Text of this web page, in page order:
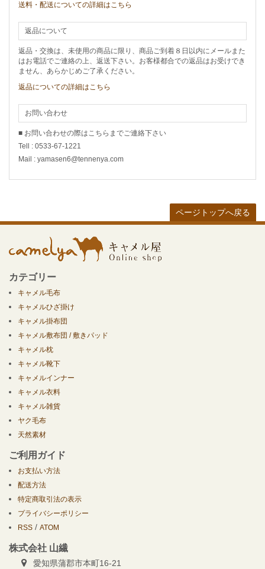
送料・配送についての詳細はこちら
返品について
返品・交換は、未使用の商品に限り、商品ご到着８日以内にメールまた
はお電話でご連絡の上、返送下さい。お客様都合での返品はお受けでき
ません、あらかじめご了承ください。
返品についての詳細はこちら
お問い合わせ
■ お問い合わせの際はこちらまでご連絡下さい
Tell : 0533-67-1221
Mail : yamasen6@tennenya.com
ページトップへ戻る
カテゴリー
キャメル毛布
キャメルひざ掛け
キャメル掛布団
キャメル敷布団 / 敷きパッド
キャメル枕
キャメル靴下
キャメルインナー
キャメル衣料
キャメル雑貨
ヤク毛布
天然素材
ご利用ガイド
お支払い方法
配送方法
特定商取引法の表示
プライバシーポリシー
RSS / ATOM
株式会社 山繊
愛知県蒲郡市本町16-21